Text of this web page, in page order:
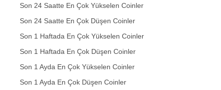
Son 24 Saatte En Çok Yükselen Coinler
Son 24 Saatte En Çok Düşen Coinler
Son 1 Haftada En Çok Yükselen Coinler
Son 1 Haftada En Çok Düşen Coinler
Son 1 Ayda En Çok Yükselen Coinler
Son 1 Ayda En Çok Düşen Coinler